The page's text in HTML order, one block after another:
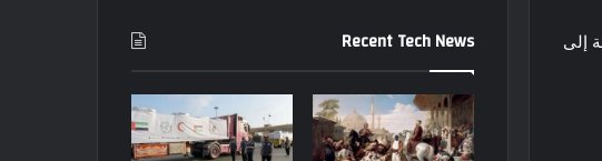
إلى
Recent Tech News